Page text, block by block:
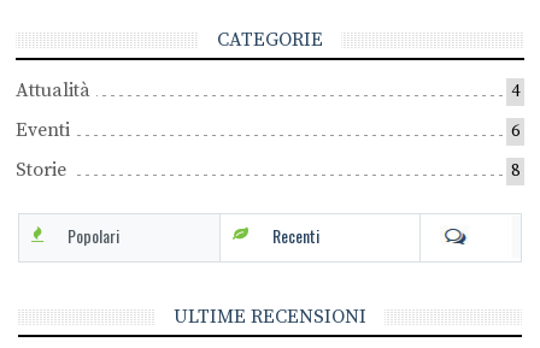
CATEGORIE
Attualità 4
Eventi 6
Storie 8
Popolari Recenti
ULTIME RECENSIONI